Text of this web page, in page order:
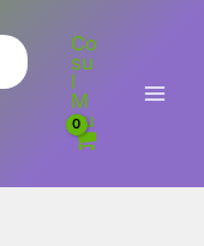
Co
su
l
M
eu